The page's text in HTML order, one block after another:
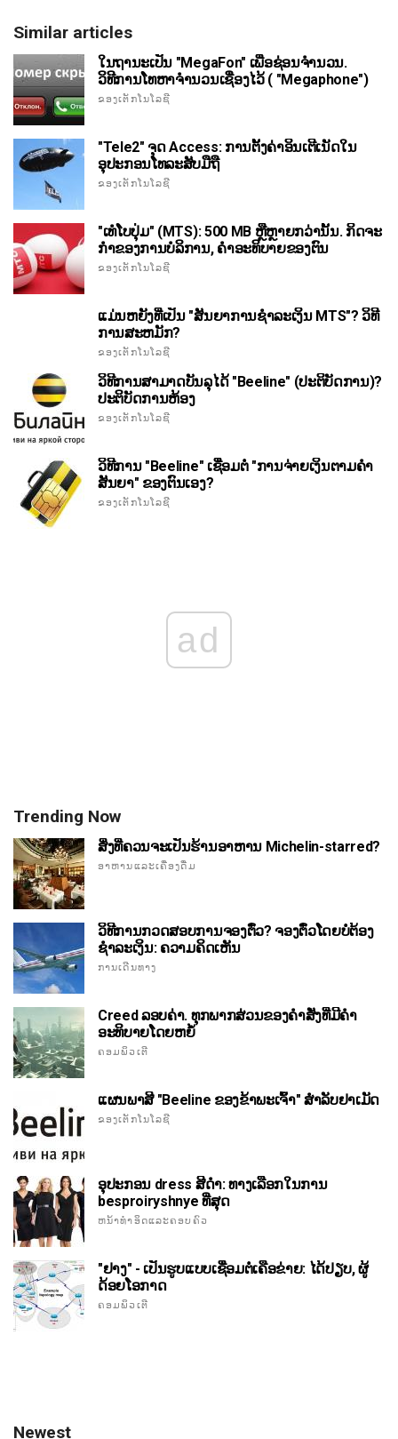
Similar articles
ໃນຖານະເປັນ "MegaFon" ເພື່ອຊ່ອນຈໍານວນ.
ວິທີການໂທຫາຈໍານວນເຊື່ອງໄວ້ ( "Megaphone")
ຂອງເຕັກໂນໂລຊີ
"Tele2" ຈຸດ Access: ການຕັ້ງຄ່າອິນເຕີເນັດໃນ
ອຸປະກອນໂທລະສັບມືຖື
ຂອງເຕັກໂນໂລຊີ
"ເທໍໂບປຸ່ມ" (MTS): 500 MB ຫຼືຫຼາຍກວ່ານັ້ນ. ກິດຈະ
ກໍາຂອງການບໍລິການ, ຄໍາອະທິບາຍຂອງຕົນ
ຂອງເຕັກໂນໂລຊີ
ແມ່ນຫຍັງທີ່ເປັນ "ສັນຍາການຊໍາລະເງິນ MTS"? ວິທີ
ການສະຫມັກ?
ຂອງເຕັກໂນໂລຊີ
ວິທີການສາມາດບັນລຸໄດ້ "Beeline" (ປະຕິບັດການ)?
ປະຕິບັດການຫ້ອງ
ຂອງເຕັກໂນໂລຊີ
ວິທີການ "Beeline" ເຊື່ອມຕໍ່ "ການຈ່າຍເງິນຕາມຄໍາ
ສັນຍາ" ຂອງຕົນເອງ?
ຂອງເຕັກໂນໂລຊີ
ad
Trending Now
ສິ່ງທີ່ຄວນຈະເປັນຮ້ານອາຫານ Michelin-starred?
ອາຫານແລະເຄື່ອງດື່ມ
ວິທີການກວດສອບການຈອງຕົ໋ວ? ຈອງຕົ໋ວໂດຍບໍ່ຕ້ອງ
ຊໍາລະເງິນ: ຄວາມຄິດເຫັນ
ການເດີນທາງ
Creed ລອບຄ່າ. ທຸກພາກສ່ວນຂອງຄໍາສັ່ງທີ່ມີຄໍາ
ອະທິບາຍໂດຍຫຍໍ້
ຄອມພິວເຕີ
ແຜນພາສີ "Beeline ຂອງຂ້າພະເຈົ້າ" ສໍາລັບຢາເມັດ
ຂອງເຕັກໂນໂລຊີ
ອຸປະກອນ dress ສີດໍາ: ທາງເລືອກໃນການ
besproiryshnye ທີ່ສຸດ
ຫນ້າທໍາອິດແລະຄອບຄົວ
"ຢາງ" - ເປັນຮູບແບບເຊື່ອມຕໍ່ເຄືອຂ່າຍ: ໄດ້ປຽບ, ຜູ້
ດ້ອຍໂອກາດ
ຄອມພິວເຕີ
Newest